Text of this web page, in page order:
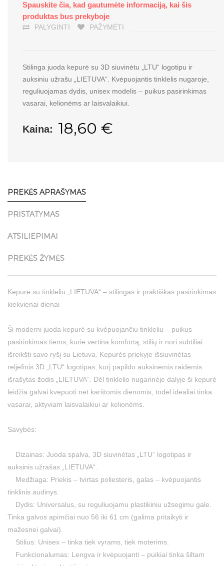
Spauskite čia, kad gautumėte informaciją, kai šis
produktas bus prekyboje
PALYGINTI PAŽYMĖTI
Stilinga juoda kepurė su 3D siuvinėtu „LTU“ logotipu ir
auksiniu užrašu „LIETUVA“. Kvėpuojantis tinklelis nugaroje,
reguliuojamas dydis, unisex modelis – puikus pasirinkimas
vasarai, kelionėms ar laisvalaikiui.
Kaina: 18,60 €
PREKĖS APRAŠYMAS
PRISTATYMAS
ATSILIEPIMAI
PREKĖS ŽYMĖS
Kepurė su tinkleliu „LIETUVA“ – stilingas ir praktiškas pasirinkimas
kiekvienai dienai
Ši moderni juoda kepurė su kvėpuojančiu tinkleliu – puikus
pasirinkimas tiems, kurie vertina komfortą, stilių ir nori subtiliai
išreikšti savo ryšį su Lietuva. Kepurės priekyje išsiuvinėtas
reljefinis 3D „LTU“ logotipas, kurį papildo auksinėmis raidėmis
išrašytas žodis „LIETUVA“. Dėl tinklelio nugarinėje dalyje ši kepurė
leidžia galvai kvėpuoti net karštomis dienomis, todėl idealiai tinka
vasarai, aktyviam laisvalaikiui ar kelionėms.
Savybės:
Dizainas: Juoda spalva, 3D siuvinėtas „LTU“ logotipas ir
auksinis užrašas „LIETUVA“.
Medžiaga: Priekis – tvirtas poliesteris, galas – kvėpuojantis
tinklinis audinys.
Dydis: Universalus, su reguliuojamu plastikiniu užsegimu gale.
Tinka galvos apimčiai nuo 56 iki 61 cm (galima pritaikyti ir
mažesnei galvai).
Stilius: Unisex – tinka tiek vyrams, tiek moterims.
Funkcionalumas: Lengva ir kvėpuojanti – puikiai tinka šiltam